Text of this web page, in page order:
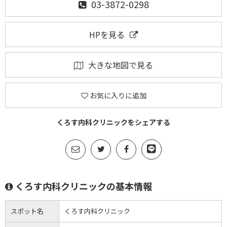
03-3872-0298
HPを見る
大きな地図で見る
お気に入りに追加
くろす内科クリニックをシェアする
くろす内科クリニックの基本情報
スポット名 くろす内科クリニック